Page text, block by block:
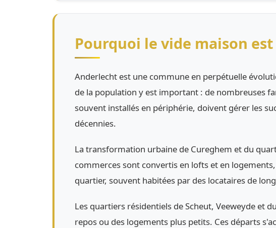
Pourquoi le vide maison
Anderlecht est une commune en perpétuelle
de la population y est important : de nombreuses
souvent installés en périphérie, doivent gérer les
décennies.
La transformation urbaine de Cureghem et du
commerces sont convertis en lofts et en
quartier, souvent habitées par des locataires de
Les quartiers résidentiels de Scheut, Veeweyde et
repos ou des logements plus petits. Ces départs